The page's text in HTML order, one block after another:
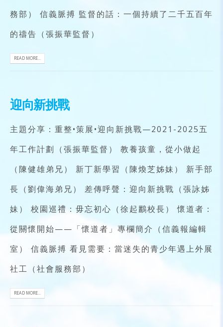
務部） 信義脈搏 監督的話：一個持續了二千五百年
的禱告（張振華監督）
READ MORE...
迎向新挑戰
主題分享：重整•策展•迎向新挑戰—2021-2025五
年工作計劃（張振華監督） 教養孩童，從小做起
（陳健雄弟兄） 新丁新學習（陳煥芝姊妹） 新手部
長（劉偉海弟兄） 差傳呼聲：迎向新挑戰（張詠姊
妹） 校園巡禮：毋忘初心（徐起鸝校長） 懷道者：
從關懷開始——「懷道者」專欄簡介（信義報編輯
室） 信義脈搏 看見需要：當迷失的青少年遇上外展
社工（社會服務部）
READ MORE...